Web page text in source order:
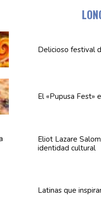
Delicioso festival
El «Pupusa
Eliot Lazare
identidad cultural
Latinas que